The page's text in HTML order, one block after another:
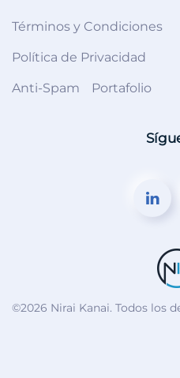
Términos y Condiciones
Política de Privacidad
Anti-Spam Portafolio
©2026 Nirai Kanai. Todos los